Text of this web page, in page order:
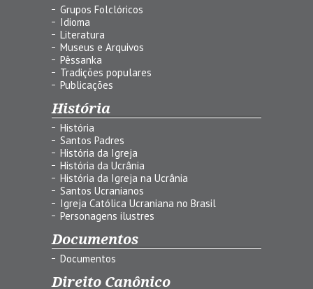
Grupos Folclóricos
Idioma
Literatura
Museus e Arquivos
Pêssanka
Tradições populares
Publicações
História
História
Santos Padres
História da Igreja
História da Ucrânia
História da Igreja na Ucrânia
Santos Ucranianos
Igreja Católica Ucraniana no Brasil
Personagens ilustres
Documentos
Documentos
Direito Canônico